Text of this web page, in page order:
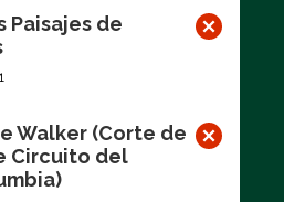
Paisajes de
Walker (Corte de
Circuito del